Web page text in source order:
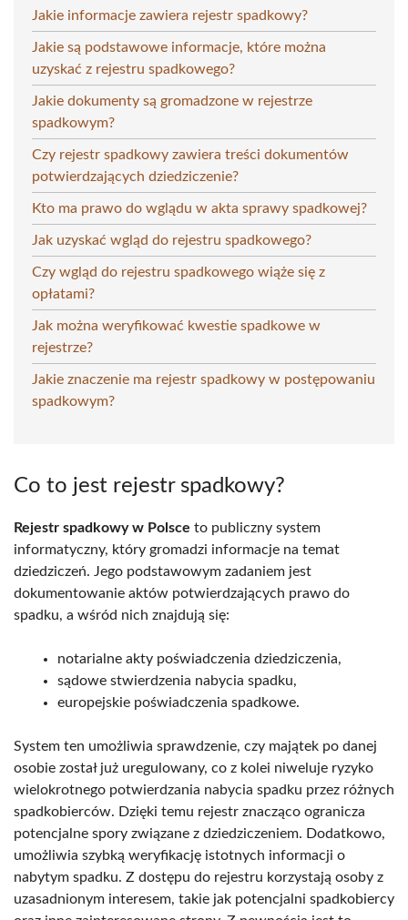
Jakie informacje zawiera rejestr spadkowy?
Jakie są podstawowe informacje, które można
uzyskać z rejestru spadkowego?
Jakie dokumenty są gromadzone w rejestrze
spadkowym?
Czy rejestr spadkowy zawiera treści dokumentów
potwierdzających dziedziczenie?
Kto ma prawo do wglądu w akta sprawy spadkowej?
Jak uzyskać wgląd do rejestru spadkowego?
Czy wgląd do rejestru spadkowego wiąże się z
opłatami?
Jak można weryfikować kwestie spadkowe w
rejestrze?
Jakie znaczenie ma rejestr spadkowy w postępowaniu
spadkowym?
Co to jest rejestr spadkowy?
Rejestr spadkowy w Polsce to publiczny system
informatyczny, który gromadzi informacje na temat
dziedziczeń. Jego podstawowym zadaniem jest
dokumentowanie aktów potwierdzających prawo do
spadku, a wśród nich znajdują się:
notarialne akty poświadczenia dziedziczenia,
sądowe stwierdzenia nabycia spadku,
europejskie poświadczenia spadkowe.
System ten umożliwia sprawdzenie, czy majątek po danej
osobie został już uregulowany, co z kolei niweluje ryzyko
wielokrotnego potwierdzania nabycia spadku przez różnych
spadkobierców. Dzięki temu rejestr znacząco ogranicza
potencjalne spory związane z dziedziczeniem. Dodatkowo,
umożliwia szybką weryfikację istotnych informacji o
nabytym spadku. Z dostępu do rejestru korzystają osoby z
uzasadnionym interesem, takie jak potencjalni spadkobiercy